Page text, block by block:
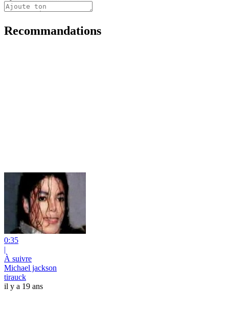
Recommandations
0:35
|
À suivre
Michael jackson
tirauck
il y a 19 ans